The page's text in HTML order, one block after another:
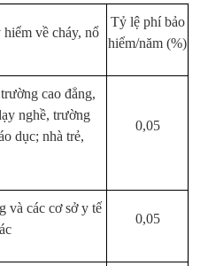
về cháy, nổ
Tỷ lệ phí bảo
hiểm/năm (%)
cao đẳng,
nghề, trường
dục; nhà trẻ,
0,05
và các cơ sở y tế
0,05